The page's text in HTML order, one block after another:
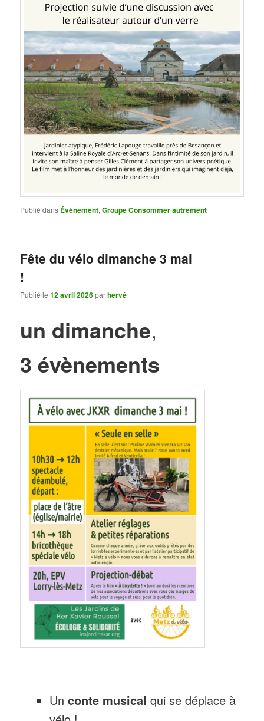
Publié dans Évènement,Groupe Consommer autrement
Fête du vélo dimanche 3 mai
!
Publié le12 avril 2026parhervé
un dimanche,
3 évènements
Unconte musical qui se déplace à